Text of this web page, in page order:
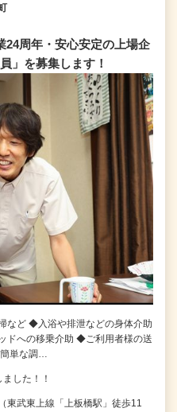
24周年・安心安定の上場企
」を募集します！
など ◆入浴や排泄などの身体介助
ドへの移乗介助 ◆ご利用者様の送
単な調…
した！！
東武東上線「上板橋駅」徒歩11